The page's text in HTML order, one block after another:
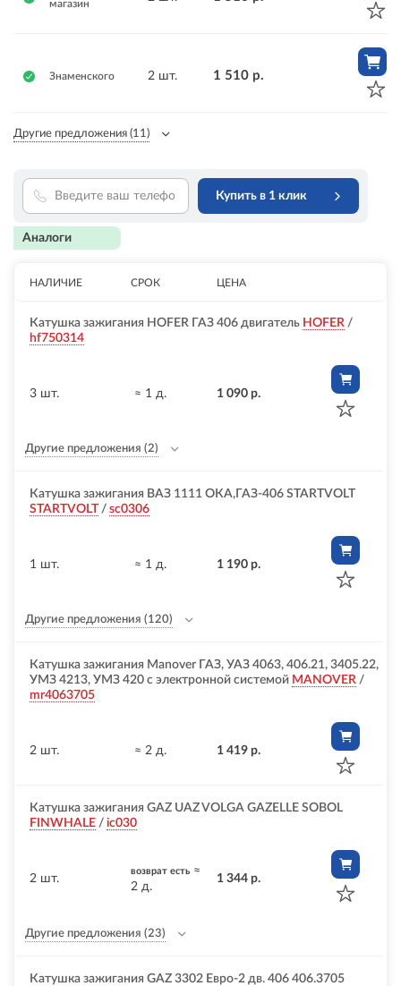
магазин
Знаменского 2 шт. 1 510 р.
Другие предложения (11)
Купить в 1 клик
Аналоги
НАЛИЧИЕ СРОК ЦЕНА
Катушка зажигания HOFER ГАЗ 406 двигатель HOFER /
hf750314
3 шт. ≈ 1 д. 1 090 р.
Другие предложения (2)
Катушка зажигания ВАЗ 1111 ОКА,ГАЗ-406 STARTVOLT
STARTVOLT / sc0306
1 шт. ≈ 1 д. 1 190 р.
Другие предложения (120)
Катушка зажигания Manover ГАЗ, УАЗ 4063, 406.21, 3405.22,
УМЗ 4213, УМЗ 420 с электронной системой MANOVER /
mr4063705
2 шт. ≈ 2 д. 1 419 р.
Катушка зажигания GAZ UAZ VOLGA GAZELLE SOBOL
FINWHALE / ic030
2 шт.
возврат есть ≈
2 д.
1 344 р.
Другие предложения (23)
Катушка зажигания GAZ 3302 Евро-2 дв. 406 406.3705